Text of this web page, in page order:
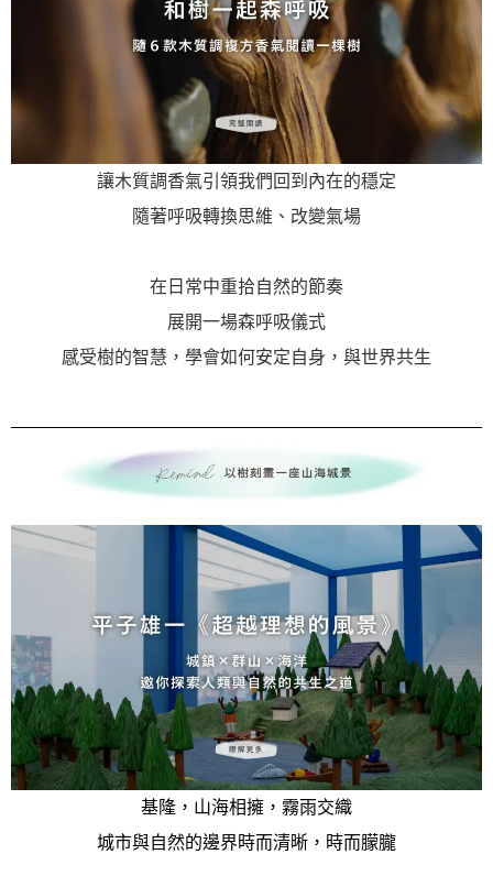
讓木質調香氣引領我們回到內在的穩定
隨著呼吸轉換思維、改變氣場
在日常中重拾自然的節奏
展開一場森呼吸儀式
感受樹的智慧，學會如何安定自身，與世界共生
基隆，山海相擁，霧雨交織
城市與自然的邊界時而清晰，時而朦朧